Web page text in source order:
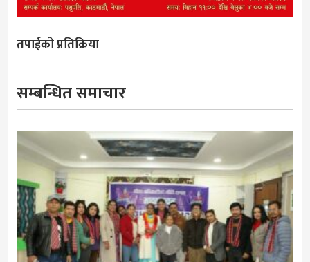
तपाईको प्रतिक्रिया
सम्बन्धित समाचार